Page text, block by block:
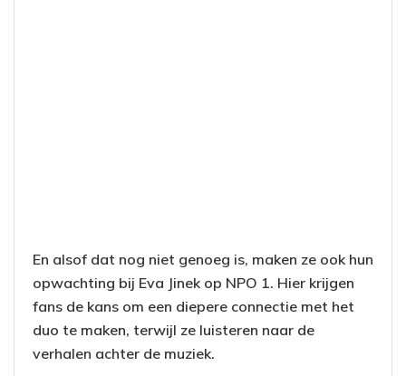
En alsof dat nog niet genoeg is, maken ze ook hun
opwachting bij Eva Jinek op NPO 1. Hier krijgen
fans de kans om een diepere connectie met het
duo te maken, terwijl ze luisteren naar de
verhalen achter de muziek.